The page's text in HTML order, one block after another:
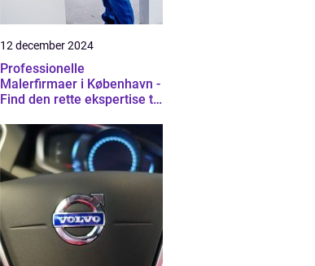
12 december 2024
Professionelle
Malerfirmaer i København -
Find den rette ekspertise til